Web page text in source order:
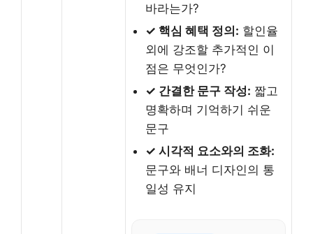
바라는가?
✓ 핵심 혜택 정의: 할인율
외에 강조할 추가적인 이
점은 무엇인가?
✓ 간결한 문구 작성: 짧고
명확하며 기억하기 쉬운
문구
✓ 시각적 요소와의 조화:
문구와 배너 디자인의 통
일성 유지